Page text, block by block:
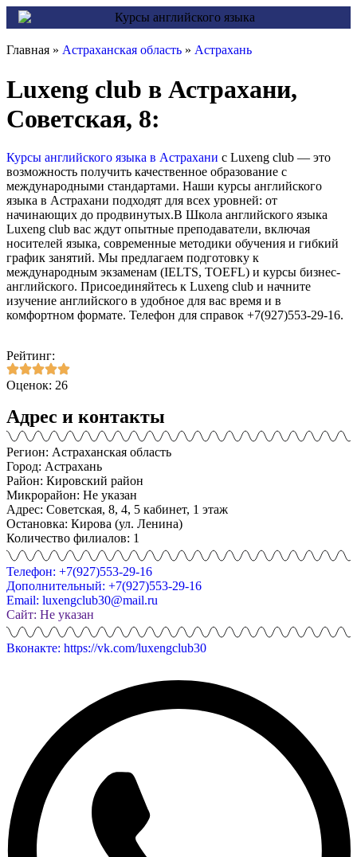
Главная » Астраханская область » Астрахань
Luxeng club в Астрахани,
Советская, 8:
Курсы английского языка в Астрахани с Luxeng club — это
возможность получить качественное образование с
международными стандартами. Наши курсы английского
языка в Астрахани подходят для всех уровней: от
начинающих до продвинутых.В Школа английского языка
Luxeng club вас ждут опытные преподаватели, включая
носителей языка, современные методики обучения и гибкий
график занятий. Мы предлагаем подготовку к
международным экзаменам (IELTS, TOEFL) и курсы бизнес-
английского. Присоединяйтесь к Luxeng club и начните
изучение английского в удобное для вас время и в
комфортном формате. Телефон для справок +7(927)553-29-16.
Рейтинг:
Оценок: 26
Адрес и контакты
Регион: Астраханская область
Город: Астрахань
Район: Кировский район
Микрорайон: Не указан
Адрес: Советская, 8, 4, 5 кабинет, 1 этаж
Остановка: Кирова (ул. Ленина)
Количество филиалов: 1
Телефон: +7(927)553-29-16
Дополнительный: +7(927)553-29-16
Email: luxengclub30@mail.ru
Сайт: Не указан
Вконакте: https://vk.com/luxengclub30